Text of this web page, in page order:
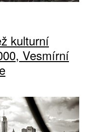
kulturní
Vesmírní